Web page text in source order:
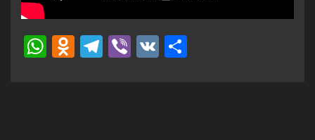
WhatsApp
Odnoklassniki
Telegram
Viber
VK